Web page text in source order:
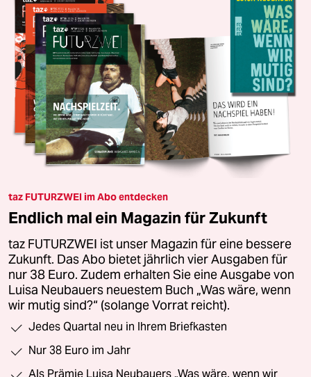
taz FUTURZWEI im Abo entdecken
Endlich mal ein Magazin für Zukunft
taz FUTURZWEI ist unser Magazin für eine bessere
Zukunft. Das Abo bietet jährlich vier Ausgaben für
nur 38 Euro. Zudem erhalten Sie eine Ausgabe von
Luisa Neubauers neuestem Buch „Was wäre, wenn
wir mutig sind?“ (solange Vorrat reicht).
Jedes Quartal neu in Ihrem Briefkasten
Nur 38 Euro im Jahr
Als Prämie Luisa Neubauers „Was wäre, wenn wir